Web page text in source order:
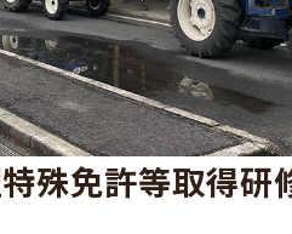
殊免許等取得研